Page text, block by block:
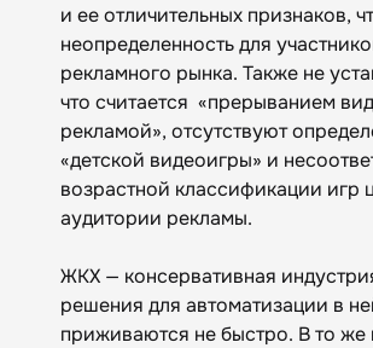
и ее отличительных признаков,
неопределенность для
рекламного рынка. Также не
что считается «прерыванием
рекламой», отсутствуют
«детской видеоигры» и
возрастной классификации игр
аудитории рекламы.
ЖКХ — консервативная
решения для автоматизации в
приживаются не быстро. В то же